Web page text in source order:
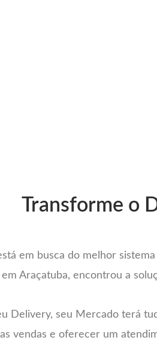
Transforme o
em busca do melhor
Araçatuba, encontrou a
Delivery, seu Mercado terá
vendas e oferecer um